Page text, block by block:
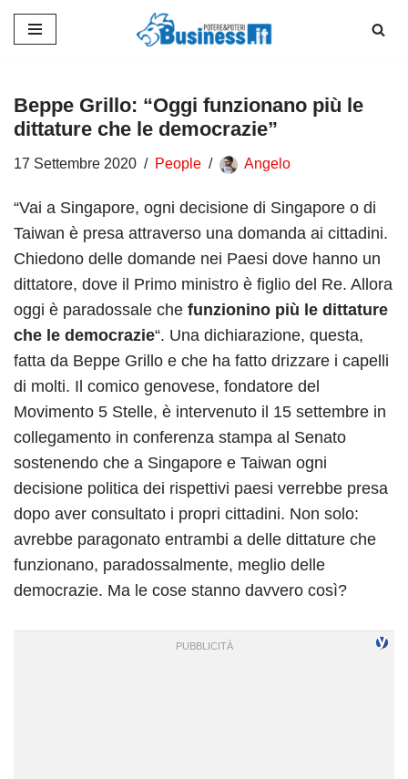
contenuto
Beppe Grillo: “Oggi funzionano più le
dittature che le democrazie”
17 Settembre 2020 People Angelo
“Vai a Singapore, ogni decisione di Singapore o di
Taiwan è presa attraverso una domanda ai cittadini.
Chiedono delle domande nei Paesi dove hanno un
dittatore, dove il Primo ministro è figlio del Re. Allora
oggi è paradossale che funzionino più le dittature
che le democrazie“. Una dichiarazione, questa,
fatta da Beppe Grillo e che ha fatto drizzare i capelli
di molti. Il comico genovese, fondatore del
Movimento 5 Stelle, è intervenuto il 15 settembre in
collegamento in conferenza stampa al Senato
sostenendo che a Singapore e Taiwan ogni
decisione politica dei rispettivi paesi verrebbe presa
dopo aver consultato i propri cittadini. Non solo:
avrebbe paragonato entrambi a delle dittature che
funzionano, paradossalmente, meglio delle
democrazie. Ma le cose stanno davvero così?